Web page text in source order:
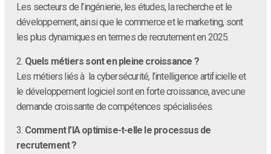
Les secteurs de l’ingénierie, les études, la recherche et le
développement, ainsi que le commerce et le marketing, sont
les plus dynamiques en termes de recrutement en 2025.
2. Quels métiers sont en pleine croissance ?
Les métiers liés à la cybersécurité, l’intelligence artificielle et
le développement logiciel sont en forte croissance, avec une
demande croissante de compétences spécialisées.
3. Comment l’IA optimise-t-elle le processus de
recrutement ?